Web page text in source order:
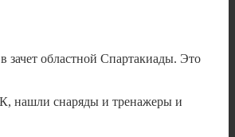
зачет областной Спартакиады. Это
нашли снаряды и тренажеры и